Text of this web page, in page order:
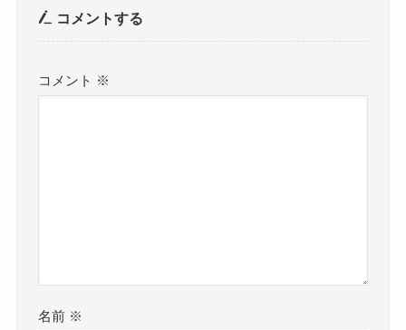
コメントする
コメント ※
名前 ※